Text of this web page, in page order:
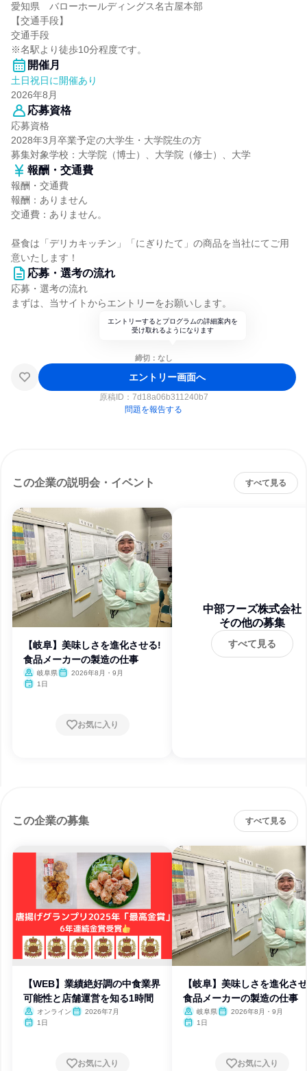
愛知県 バローホールディングス名古屋本部
【交通手段】
交通手段
※名駅より徒歩10分程度です。
開催月
土日祝日に開催あり
2026年8月
応募資格
応募資格
2028年3月卒業予定の大学生・大学院生の方
募集対象学校：大学院（博士）、大学院（修士）、大学
報酬・交通費
報酬・交通費
報酬：ありません
交通費：ありません。
昼食は「デリカキッチン」「にぎりたて」の商品を当社にてご用
意いたします！
応募・選考の流れ
応募・選考の流れ
まずは、当サイトからエントリーをお願いします。
エントリーするとプログラムの詳細案内を
受け取れるようになります
締切：なし
エントリー画面へ
原稿ID： 7d18a06b311240b7
問題を報告する
この企業の説明会・イベント すべて見る
【岐阜】美味しさを進化させる!
食品メーカーの製造の仕事
岐阜県
2026年8月・9月
1日
お気に入り
中部フーズ株式会社
その他の募集
すべて見る
この企業の募集 すべて見る
【WEB】業績絶好調の中食業界
可能性と店舗運営を知る1時間
オンライン
2026年7月
1日
お気に入り
【岐阜】美味しさを進化さ
食品メーカーの製造の仕事
岐阜県
2026年8月・9月
1日
お気に入り